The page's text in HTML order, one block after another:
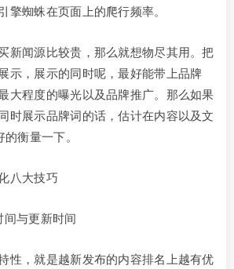
擎蜘蛛在页面上的爬行频率。
新闻源比较贵，那么就想物尽其用。把
示，展示的同时呢，最好能带上品牌
大程度的曝光以及品牌推广。那么如果
时展示品牌词的话，估计在内容以及文
衡量一下。
八大技巧
间与更新时间
性，就是越新发布的内容排名上越有优